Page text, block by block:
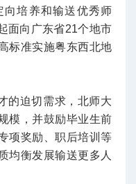
向培养和输送优秀师
面向广东省21个地市
标准实施粤东西北地
的迫切需求，北师大
模，并鼓励毕业生前
项奖励、职后培训等
均衡发展输送更多人